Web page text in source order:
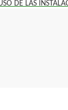
DE LAS